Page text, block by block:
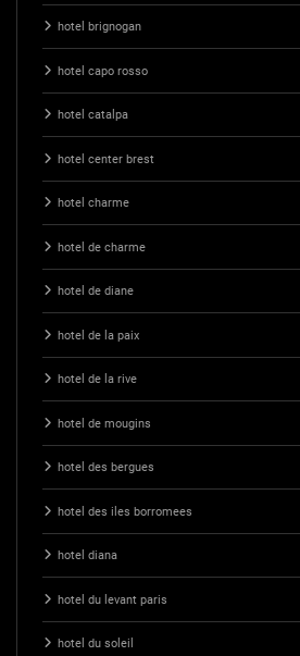
hotel brignogan
hotel capo rosso
hotel catalpa
hotel center brest
hotel charme
hotel de charme
hotel de diane
hotel de la paix
hotel de la rive
hotel de mougins
hotel des bergues
hotel des iles borromees
hotel diana
hotel du levant paris
hotel du soleil